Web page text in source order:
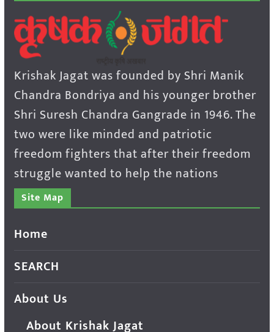
Krishak Jagat was founded by Shri Manik
Chandra Bondriya and his younger brother
Shri Suresh Chandra Gangrade in 1946. The
two were like minded and patriotic
freedom fighters that after their freedom
struggle wanted to help the nations
Site Map
Home
SEARCH
About Us
About Krishak Jagat